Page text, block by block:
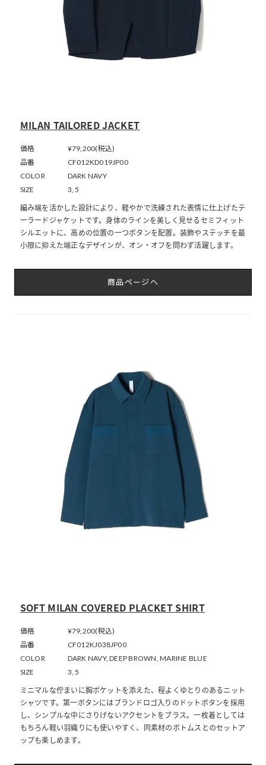
MILAN TAILORED JACKET
価格
¥79,200(税込)
品番
CF012KD019JP00
COLOR
DARK NAVY
SIZE
3, 5
編み端を活かした設計により、軽やかで洗練された表情に仕上げたテ
ーラードジャケットです。身体のラインを美しく見せるセミフィット
シルエットに、高めの位置の一つボタンを配置。装飾やステッチを最
小限に抑えた端正なデザインが、オン・オフを問わず活躍します。
商品ページへ
SOFT MILAN COVERED PLACKET SHIRT
価格
¥79,200(税込)
品番
CF012KJ038JP00
COLOR
DARK NAVY, DEEP BROWN, MARINE BLUE
SIZE
3, 5
ミニマルな佇まいに胸ポケットを添えた、程よくゆとりのあるニット
シャツです。第一ボタンにはブランドロゴ入りのドットボタンを採用
し、シンプルな中にさりげないアクセントをプラス。一枚着としては
もちろん軽い羽織りにも使いやすく、同素材のボトムスとのセットア
ップも楽しめます。